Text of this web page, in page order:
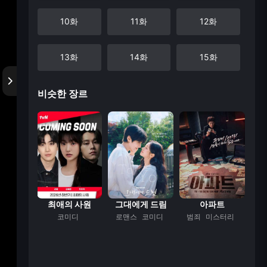
10화 11화 12화
13화 14화 15화
16화
19화 20화
비슷한 장르
최애의 사원
코미디
그대에게 드림
로맨스 코미디
아파트
범죄 미스터리